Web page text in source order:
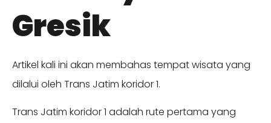
Gresik
Artikel kali ini akan membahas tempat wisata yang
dilalui oleh Trans Jatim koridor 1.
Trans Jatim koridor 1 adalah rute pertama yang